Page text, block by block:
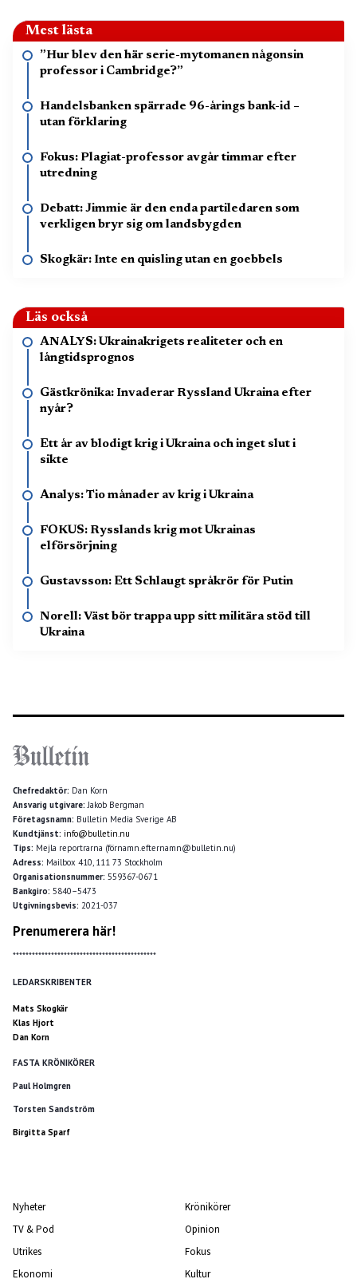
Mest lästa
”Hur blev den här serie-mytomanen någonsin
professor i Cambridge?”
Handelsbanken spärrade 96-årings bank-id –
utan förklaring
Fokus: Plagiat-professor avgår timmar efter
utredning
Debatt: Jimmie är den enda partiledaren som
verkligen bryr sig om landsbygden
Skogkär: Inte en quisling utan en goebbels
Läs också
ANALYS: Ukrainakrigets realiteter och en
långtidsprognos
Gästkrönika: Invaderar Ryssland Ukraina efter
nyår?
Ett år av blodigt krig i Ukraina och inget slut i
sikte
Analys: Tio månader av krig i Ukraina
FOKUS: Rysslands krig mot Ukrainas
elförsörjning
Gustavsson: Ett Schlaugt språkrör för Putin
Norell: Väst bör trappa upp sitt militära stöd till
Ukraina
Chefredaktör: Dan Korn
Ansvarig utgivare:Jakob Bergman
Företagsnamn: Bulletin Media Sverige AB
Kundtjänst: info@bulletin.nu
Tips: Mejla reportrarna (förnamn.efternamn@bulletin.nu)
Adress: Mailbox 410, 111 73 Stockholm
Organisationsnummer: 559367-0671
Bankgiro: 5840–5473
Utgivningsbevis: 2021-037
Prenumerera här!
*********************************************
LEDARSKRIBENTER
Mats Skogkär
Klas Hjort
Dan Korn
FASTA KRÖNIKÖRER
Paul Holmgren
Torsten Sandström
Birgitta Sparf
Nyheter
TV & Pod
Utrikes
Ekonomi
Krönikörer
Opinion
Fokus
Kultur